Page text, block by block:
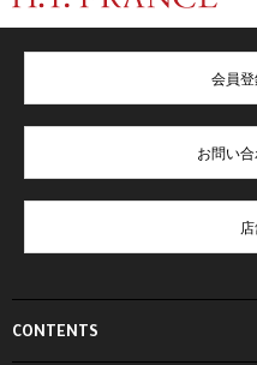
CONTENTS
会員登
お問い
店